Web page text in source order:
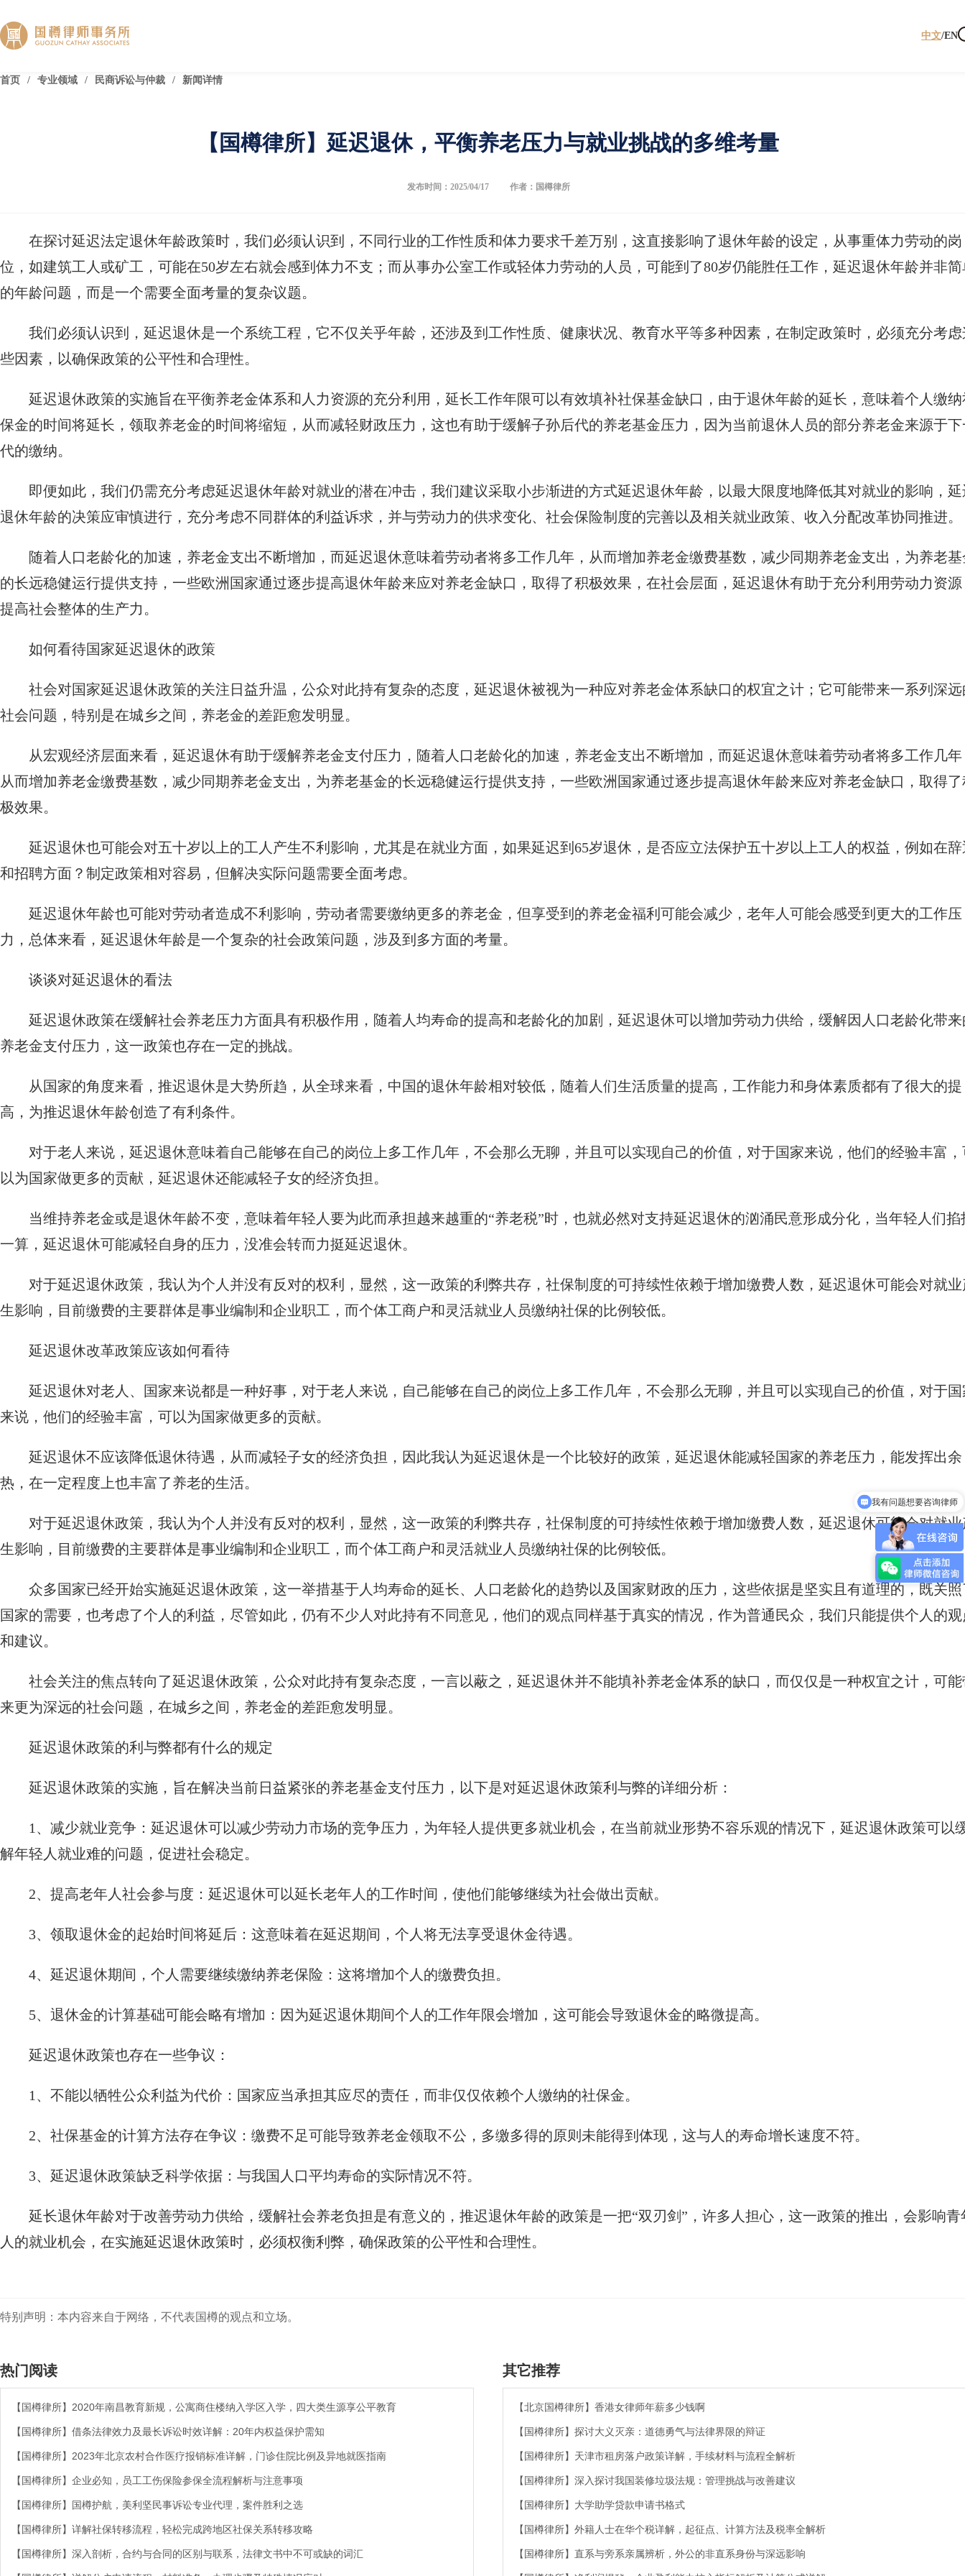
中文/EN
首页 / 专业领域 / 民商诉讼与仲裁 / 新闻详情
【国樽律所】延迟退休，平衡养老压力与就业挑战的多维考量
发布时间：2025/04/17 作者：国樽律所
在探讨延迟法定退休年龄政策时，我们必须认识到，不同行业的工作性质和体力要求千差万别，这直接影响了退休年龄的设定，从事重体力劳动的岗
位，如建筑工人或矿工，可能在50岁左右就会感到体力不支；而从事办公室工作或轻体力劳动的人员，可能到了80岁仍能胜任工作，延迟退休年龄并非简
的年龄问题，而是一个需要全面考量的复杂议题。
我们必须认识到，延迟退休是一个系统工程，它不仅关乎年龄，还涉及到工作性质、健康状况、教育水平等多种因素，在制定政策时，必须充分考虑
些因素，以确保政策的公平性和合理性。
延迟退休政策的实施旨在平衡养老金体系和人力资源的充分利用，延长工作年限可以有效填补社保基金缺口，由于退休年龄的延长，意味着个人缴纳
保金的时间将延长，领取养老金的时间将缩短，从而减轻财政压力，这也有助于缓解子孙后代的养老基金压力，因为当前退休人员的部分养老金来源于下
代的缴纳。
即便如此，我们仍需充分考虑延迟退休年龄对就业的潜在冲击，我们建议采取小步渐进的方式延迟退休年龄，以最大限度地降低其对就业的影响，延
退休年龄的决策应审慎进行，充分考虑不同群体的利益诉求，并与劳动力的供求变化、社会保险制度的完善以及相关就业政策、收入分配改革协同推进。
随着人口老龄化的加速，养老金支出不断增加，而延迟退休意味着劳动者将多工作几年，从而增加养老金缴费基数，减少同期养老金支出，为养老基
的长远稳健运行提供支持，一些欧洲国家通过逐步提高退休年龄来应对养老金缺口，取得了积极效果，在社会层面，延迟退休有助于充分利用劳动力资源
提高社会整体的生产力。
如何看待国家延迟退休的政策
社会对国家延迟退休政策的关注日益升温，公众对此持有复杂的态度，延迟退休被视为一种应对养老金体系缺口的权宜之计；它可能带来一系列深远
社会问题，特别是在城乡之间，养老金的差距愈发明显。
从宏观经济层面来看，延迟退休有助于缓解养老金支付压力，随着人口老龄化的加速，养老金支出不断增加，而延迟退休意味着劳动者将多工作几年
从而增加养老金缴费基数，减少同期养老金支出，为养老基金的长远稳健运行提供支持，一些欧洲国家通过逐步提高退休年龄来应对养老金缺口，取得了
极效果。
延迟退休也可能会对五十岁以上的工人产生不利影响，尤其是在就业方面，如果延迟到65岁退休，是否应立法保护五十岁以上工人的权益，例如在辞
和招聘方面？制定政策相对容易，但解决实际问题需要全面考虑。
延迟退休年龄也可能对劳动者造成不利影响，劳动者需要缴纳更多的养老金，但享受到的养老金福利可能会减少，老年人可能会感受到更大的工作压
力，总体来看，延迟退休年龄是一个复杂的社会政策问题，涉及到多方面的考量。
谈谈对延迟退休的看法
延迟退休政策在缓解社会养老压力方面具有积极作用，随着人均寿命的提高和老龄化的加剧，延迟退休可以增加劳动力供给，缓解因人口老龄化带来
养老金支付压力，这一政策也存在一定的挑战。
从国家的角度来看，推迟退休是大势所趋，从全球来看，中国的退休年龄相对较低，随着人们生活质量的提高，工作能力和身体素质都有了很大的提
高，为推迟退休年龄创造了有利条件。
对于老人来说，延迟退休意味着自己能够在自己的岗位上多工作几年，不会那么无聊，并且可以实现自己的价值，对于国家来说，他们的经验丰富，
以为国家做更多的贡献，延迟退休还能减轻子女的经济负担。
当维持养老金或是退休年龄不变，意味着年轻人要为此而承担越来越重的“养老税”时，也就必然对支持延迟退休的汹涌民意形成分化，当年轻人们掐
一算，延迟退休可能减轻自身的压力，没准会转而力挺延迟退休。
对于延迟退休政策，我认为个人并没有反对的权利，显然，这一政策的利弊共存，社保制度的可持续性依赖于增加缴费人数，延迟退休可能会对就业
生影响，目前缴费的主要群体是事业编制和企业职工，而个体工商户和灵活就业人员缴纳社保的比例较低。
延迟退休改革政策应该如何看待
延迟退休对老人、国家来说都是一种好事，对于老人来说，自己能够在自己的岗位上多工作几年，不会那么无聊，并且可以实现自己的价值，对于国
来说，他们的经验丰富，可以为国家做更多的贡献。
延迟退休不应该降低退休待遇，从而减轻子女的经济负担，因此我认为延迟退休是一个比较好的政策，延迟退休能减轻国家的养老压力，能发挥出余
热，在一定程度上也丰富了养老的生活。
对于延迟退休政策，我认为个人并没有反对的权利，显然，这一政策的利弊共存，社保制度的可持续性依赖于增加缴费人数，延迟退休可能会对就业
生影响，目前缴费的主要群体是事业编制和企业职工，而个体工商户和灵活就业人员缴纳社保的比例较低。
众多国家已经开始实施延迟退休政策，这一举措基于人均寿命的延长、人口老龄化的趋势以及国家财政的压力，这些依据是坚实且有道理的，既关照
国家的需要，也考虑了个人的利益，尽管如此，仍有不少人对此持有不同意见，他们的观点同样基于真实的情况，作为普通民众，我们只能提供个人的观
和建议。
社会关注的焦点转向了延迟退休政策，公众对此持有复杂态度，一言以蔽之，延迟退休并不能填补养老金体系的缺口，而仅仅是一种权宜之计，可能
来更为深远的社会问题，在城乡之间，养老金的差距愈发明显。
延迟退休政策的利与弊都有什么的规定
延迟退休政策的实施，旨在解决当前日益紧张的养老基金支付压力，以下是对延迟退休政策利与弊的详细分析：
1、减少就业竞争：延迟退休可以减少劳动力市场的竞争压力，为年轻人提供更多就业机会，在当前就业形势不容乐观的情况下，延迟退休政策可以
解年轻人就业难的问题，促进社会稳定。
2、提高老年人社会参与度：延迟退休可以延长老年人的工作时间，使他们能够继续为社会做出贡献。
3、领取退休金的起始时间将延后：这意味着在延迟期间，个人将无法享受退休金待遇。
4、延迟退休期间，个人需要继续缴纳养老保险：这将增加个人的缴费负担。
5、退休金的计算基础可能会略有增加：因为延迟退休期间个人的工作年限会增加，这可能会导致退休金的略微提高。
延迟退休政策也存在一些争议：
1、不能以牺牲公众利益为代价：国家应当承担其应尽的责任，而非仅仅依赖个人缴纳的社保金。
2、社保基金的计算方法存在争议：缴费不足可能导致养老金领取不公，多缴多得的原则未能得到体现，这与人的寿命增长速度不符。
3、延迟退休政策缺乏科学依据：与我国人口平均寿命的实际情况不符。
延长退休年龄对于改善劳动力供给，缓解社会养老负担是有意义的，推迟退休年龄的政策是一把“双刃剑”，许多人担心，这一政策的推出，会影响青
人的就业机会，在实施延迟退休政策时，必须权衡利弊，确保政策的公平性和合理性。
特别声明：本内容来自于网络，不代表国樽的观点和立场。
热门阅读
【国樽律所】2020年南昌教育新规，公寓商住楼纳入学区入学，四大类生源享公平教育
【国樽律所】借条法律效力及最长诉讼时效详解：20年内权益保护需知
【国樽律所】2023年北京农村合作医疗报销标准详解，门诊住院比例及异地就医指南
【国樽律所】企业必知，员工工伤保险参保全流程解析与注意事项
【国樽律所】国樽护航，美利坚民事诉讼专业代理，案件胜利之选
【国樽律所】详解社保转移流程，轻松完成跨地区社保关系转移攻略
【国樽律所】深入剖析，合约与合同的区别与联系，法律文书中不可或缺的词汇
其它推荐
【北京国樽律所】香港女律师年薪多少钱啊
【国樽律所】探讨大义灭亲：道德勇气与法律界限的辩证
【国樽律所】天津市租房落户政策详解，手续材料与流程全解析
【国樽律所】深入探讨我国装修垃圾法规：管理挑战与改善建议
【国樽律所】大学助学贷款申请书格式
【国樽律所】外籍人士在华个税详解，起征点、计算方法及税率全解析
【国樽律所】直系与旁系亲属辨析，外公的非直系身份与深远影响
海外遭遇纠纷怎么办？